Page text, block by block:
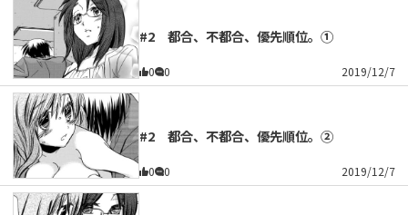
#2 都合、不都合、優先順位。①
0 0 2019/12/7
#2 都合、不都合、優先順位。②
0 0 2019/12/7